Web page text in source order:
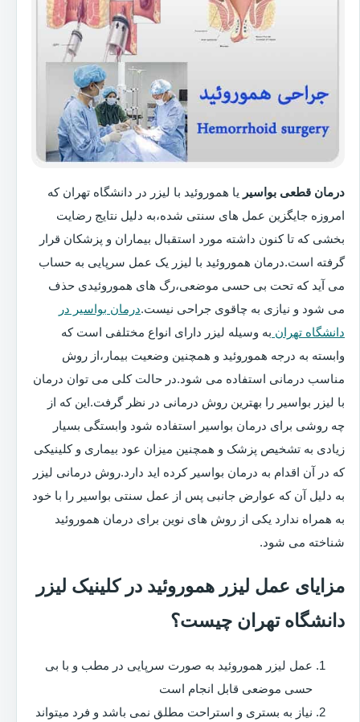
درمان قطعی بواسیر یا هموروئید با لیزر در دانشگاه تهران که
امروزه جایگزین عمل های سنتی شده،به دلیل نتایج رضایت
بخشی که تا کنون داشته مورد استقبال بیماران و پزشکان قرار
گرفته است.درمان هموروئید با لیزر یک عمل سرپایی به حساب
می آید که تحت بی حسی موضعی،رگ های هموروئیدی حذف
می شود و نیازی به چاقوی جراحی نیست.درمان بواسیر در
دانشگاه تهران به وسیله لیزر دارای انواع مختلفی است که
وابسته به درجه هموروئید و همچنین وضعیت بیمار،از روش
مناسب درمانی استفاده می شود.در حالت کلی می توان درمان
با لیزر بواسیر را بهترین روش درمانی در نظر گرفت.این که از
چه روشی برای درمان بواسیر استفاده شود وابستگی بسیار
زیادی به تشخیص پزشک و همچنین میزان عود بیماری و کلینیکی
که در آن اقدام به درمان بواسیر کرده اید دارد.روش درمانی لیزر
به دلیل آن که عوارض جانبی پس از عمل سنتی بواسیر را با خود
به همراه ندارد یکی از روش های نوین برای درمان هموروئید
شناخته می شود.
مزایای عمل لیزر هموروئید در کلینیک لیزر
دانشگاه تهران چیست؟
عمل لیزر هموروئید به صورت سرپایی در مطب و با بی
حسی موضعی قابل انجام است
نیاز به بستری و استراحت مطلق نمی باشد و فرد میتواند